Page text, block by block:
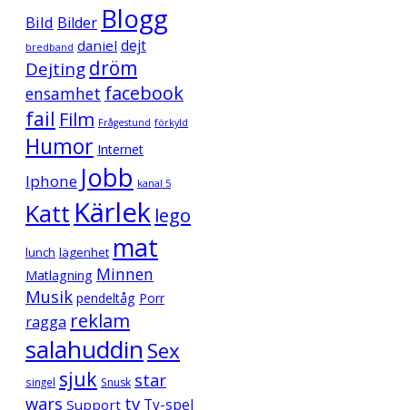
Bild Bilder Blogg
bredband daniel dejt
Dejtingdröm
ensamhet facebook
fail Film Frågestund förkyld
Humor Internet
Iphone Jobb kanal 5
Katt Kärlek lego
lunch lägenhet mat
Matlagning Minnen
Musik pendeltåg Porr
ragga reklam
salahuddin Sex
singel sjuk Snusk star
wars Support tv Tv-spel